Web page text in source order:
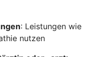
: Leistungen wie
nutzen